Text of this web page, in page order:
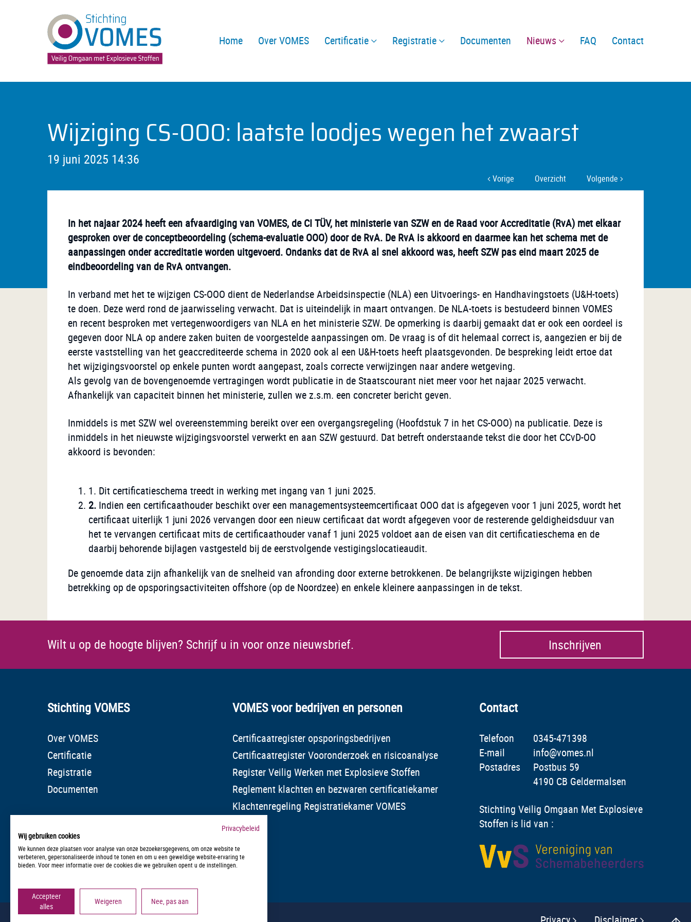
Home Over VOMES Certificatie Registratie Documenten Nieuws FAQ Contact
Wijziging CS-OOO: laatste loodjes wegen het zwaarst
19 juni 2025 14:36
Vorige Overzicht Volgende
In het najaar 2024 heeft een afvaardiging van VOMES, de CI TÜV, het ministerie van SZW en de Raad voor Accreditatie (RvA) met elkaar
gesproken over de conceptbeoordeling (schema-evaluatie OOO) door de RvA. De RvA is akkoord en daarmee kan het schema met de
aanpassingen onder accreditatie worden uitgevoerd. Ondanks dat de RvA al snel akkoord was, heeft SZW pas eind maart 2025 de
eindbeoordeling van de RvA ontvangen.
In verband met het te wijzigen CS-OOO dient de Nederlandse Arbeidsinspectie (NLA) een Uitvoerings- en Handhavingstoets (U&H-toets)
te doen. Deze werd rond de jaarwisseling verwacht. Dat is uiteindelijk in maart ontvangen. De NLA-toets is bestudeerd binnen VOMES
en recent besproken met vertegenwoordigers van NLA en het ministerie SZW. De opmerking is daarbij gemaakt dat er ook een oordeel is
gegeven door NLA op andere zaken buiten de voorgestelde aanpassingen om. De vraag is of dit helemaal correct is, aangezien er bij de
eerste vaststelling van het geaccrediteerde schema in 2020 ook al een U&H-toets heeft plaatsgevonden. De bespreking leidt ertoe dat
het wijzigingsvoorstel op enkele punten wordt aangepast, zoals correcte verwijzingen naar andere wetgeving.
Als gevolg van de bovengenoemde vertragingen wordt publicatie in de Staatscourant niet meer voor het najaar 2025 verwacht.
Afhankelijk van capaciteit binnen het ministerie, zullen we z.s.m. een concreter bericht geven.
Inmiddels is met SZW wel overeenstemming bereikt over een overgangsregeling (Hoofdstuk 7 in het CS-OOO) na publicatie. Deze is
inmiddels in het nieuwste wijzigingsvoorstel verwerkt en aan SZW gestuurd. Dat betreft onderstaande tekst die door het CCvD-OO
akkoord is bevonden:
1. Dit certificatieschema treedt in werking met ingang van 1 juni 2025.
2. Indien een certificaathouder beschikt over een managementsysteemcertificaat OOO dat is afgegeven voor 1 juni 2025, wordt het
certificaat uiterlijk 1 juni 2026 vervangen door een nieuw certificaat dat wordt afgegeven voor de resterende geldigheidsduur van
het te vervangen certificaat mits de certificaathouder vanaf 1 juni 2025 voldoet aan de eisen van dit certificatieschema en de
daarbij behorende bijlagen vastgesteld bij de eerstvolgende vestigingslocatieaudit.
De genoemde data zijn afhankelijk van de snelheid van afronding door externe betrokkenen. De belangrijkste wijzigingen hebben
betrekking op de opsporingsactiviteiten offshore (op de Noordzee) en enkele kleinere aanpassingen in de tekst.
Wilt u op de hoogte blijven? Schrijf u in voor onze nieuwsbrief. Inschrijven
Stichting VOMES
Over VOMES
Certificatie
Registratie
Documenten
VOMES voor bedrijven en personen
Certificaatregister opsporingsbedrijven
Certificaatregister Vooronderzoek en risicoanalyse
Register Veilig Werken met Explosieve Stoffen
Reglement klachten en bezwaren certificatiekamer
Klachtenregeling Registratiekamer VOMES
Contact
Telefoon
0345-471398
E-mail
info@vomes.nl
Postadres
Postbus 59
4190 CB Geldermalsen
Stichting Veilig Omgaan Met Explosieve
Stoffen is lid van :
Privacybeleid
Wij gebruiken cookies
We kunnen deze plaatsen voor analyse van onze bezoekersgegevens, om onze website te
verbeteren, gepersonaliseerde inhoud te tonen en om u een geweldige website-ervaring te
bieden. Voor meer informatie over de cookies die we gebruiken opent u de instellingen.
Accepteer
alles
Weigeren Nee, pas aan